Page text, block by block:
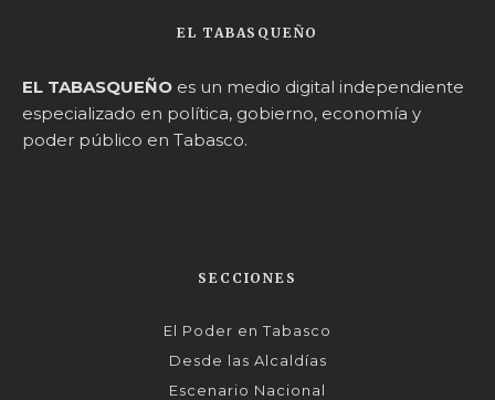
EL TABASQUEÑO
EL TABASQUEÑO es un medio digital independiente
especializado en política, gobierno, economía y
poder público en Tabasco.
SECCIONES
El Poder en Tabasco
Desde las Alcaldías
Escenario Nacional